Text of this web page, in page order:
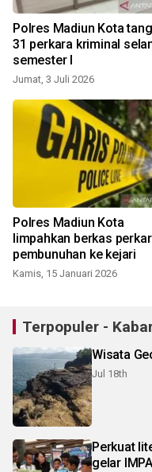
Polres Madiun Kota
31 perkara kriminal
semester I
Jumat, 3 Juli 2026
Polres Madiun Kota
limpahkan berkas
pembunuhan ke kejari
Kamis, 15 Januari 2026
Terpopuler -
Wisata
Jul 18th
Perkuat
gelar